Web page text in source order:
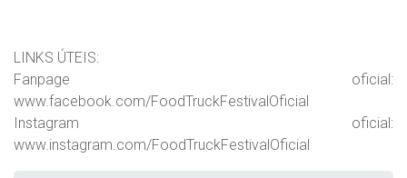
LINKS ÚTEIS:
Fanpage oficial:
www.facebook.com/FoodTruckFestivalOficial
Instagram oficial:
www.instagram.com/FoodTruckFestivalOficial